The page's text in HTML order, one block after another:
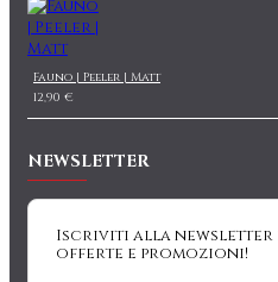
Fauno | Peeler | Matt
12,90 €
NEWSLETTER
Iscriviti alla newsletter
offerte e promozioni!